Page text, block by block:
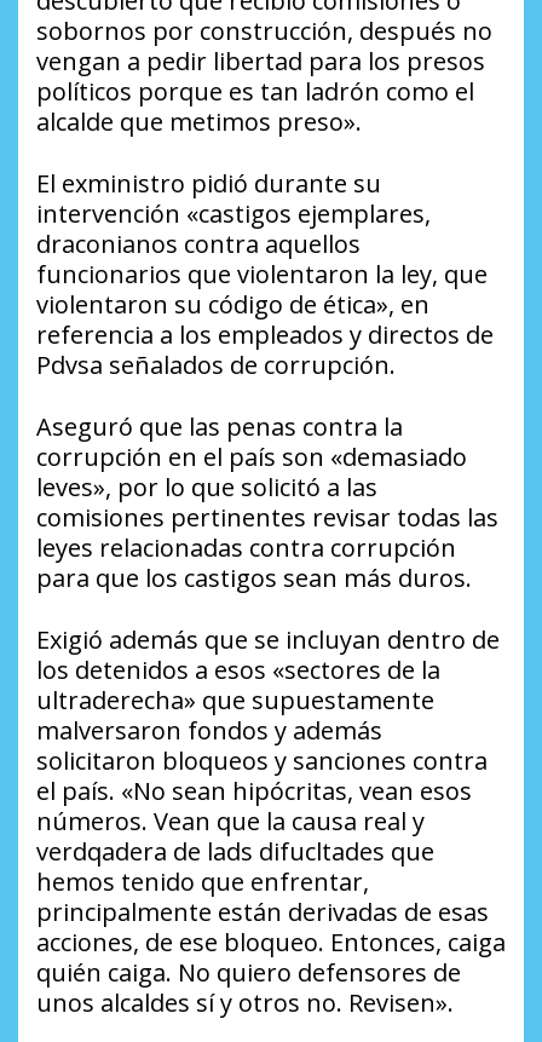
sobornos por construcción, después no
vengan a pedir libertad para los presos
políticos porque es tan ladrón como el
alcalde que metimos preso».
El exministro pidió durante su
intervención «castigos ejemplares,
draconianos contra aquellos
funcionarios que violentaron la ley, que
violentaron su código de ética», en
referencia a los empleados y directos de
Pdvsa señalados de corrupción.
Aseguró que las penas contra la
corrupción en el país son «demasiado
leves», por lo que solicitó a las
comisiones pertinentes revisar todas las
leyes relacionadas contra corrupción
para que los castigos sean más duros.
Exigió además que se incluyan dentro de
los detenidos a esos «sectores de la
ultraderecha» que supuestamente
malversaron fondos y además
solicitaron bloqueos y sanciones contra
el país. «No sean hipócritas, vean esos
números. Vean que la causa real y
verdqadera de lads difucltades que
hemos tenido que enfrentar,
principalmente están derivadas de esas
acciones, de ese bloqueo. Entonces, caiga
quién caiga. No quiero defensores de
unos alcaldes sí y otros no. Revisen».